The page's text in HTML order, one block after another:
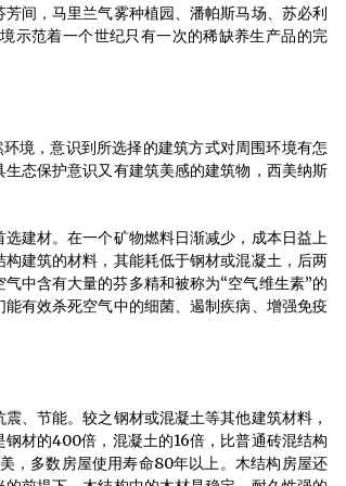
间，马里兰气雾种植园、潘帕斯马场、苏必利
示范着一个世纪只有一次的稀缺养生产品的完
境，意识到所选择的建筑方式对周围环境有怎
态保护意识又有建筑美感的建筑物，西美纳斯
建材。在一个矿物燃料日渐减少，成本日益上
建筑的材料，其能耗低于钢材或混凝土，后两
中含有大量的芬多精和被称为“空气维生素”的
有效杀死空气中的细菌、遏制疾病、增强免疫
、节能。较之钢材或混凝土等其他建筑材料，
材的400倍，混凝土的16倍，比普通砖混结构
，多数房屋使用寿命80年以上。木结构房屋还